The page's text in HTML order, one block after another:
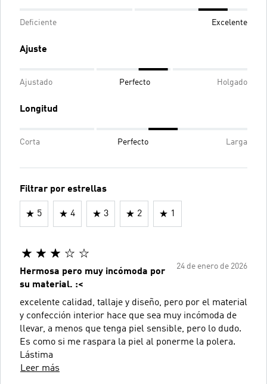
Deficiente Excelente
Ajuste
Ajustado Perfecto Holgado
Longitud
Corta Perfecto Larga
Filtrar por estrellas
5 4 3 2 1
24 de enero de 2026
Hermosa pero muy incómoda por
su material. :<
excelente calidad, tallaje y diseño, pero por el material
y confección interior hace que sea muy incómoda de
llevar, a menos que tenga piel sensible, pero lo dudo.
Es como si me raspara la piel al ponerme la polera.
Lástima
Leer más